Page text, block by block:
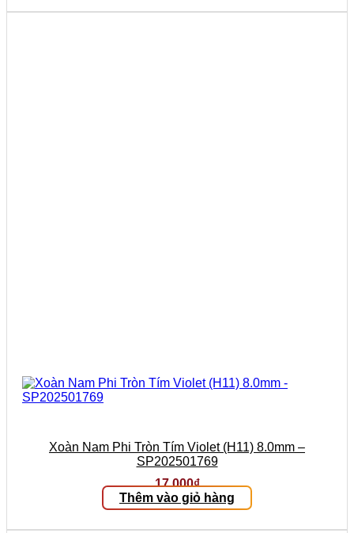
Xoàn Nam Phi Tròn Tím Violet (H11) 8.0mm –
SP202501769
17.000₫
Thêm vào giỏ hàng